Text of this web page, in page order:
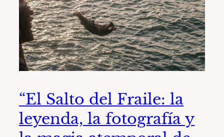
“El Salto del Fraile: la
leyenda, la fotografía y